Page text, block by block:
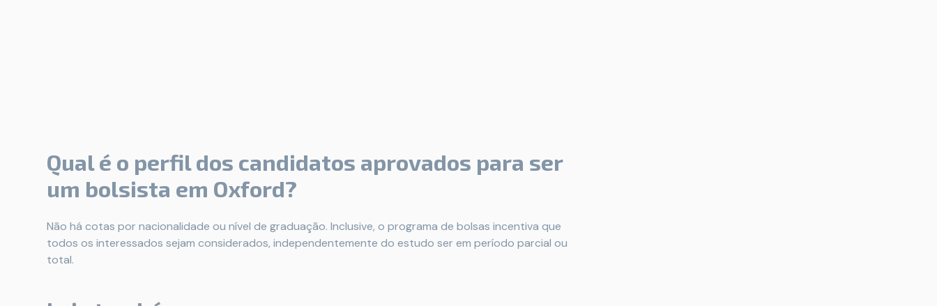
Qual é o perfil dos candidatos aprovados para ser
um bolsista em Oxford?
Não há cotas por nacionalidade ou nível de graduação. Inclusive, o programa de bolsas incentiva que
todos os interessados sejam considerados, independentemente do estudo ser em período parcial ou
total.